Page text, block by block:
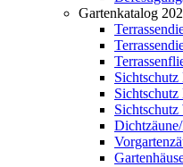
Gartenkatalog
Sichtschutz